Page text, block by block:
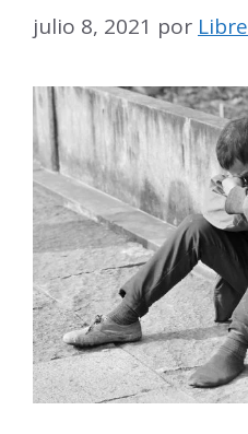
julio 8, 2021 por